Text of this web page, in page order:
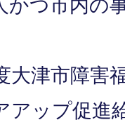
かつ市内の
大津市障害
アップ促進